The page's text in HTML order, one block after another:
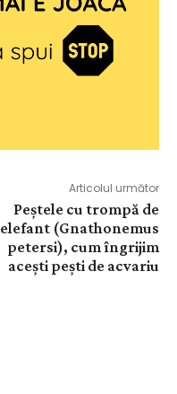
Articolul următor
Peștele cu trompă de
elefant (Gnathonemus
petersi), cum îngrijim
acești pești de acvariu